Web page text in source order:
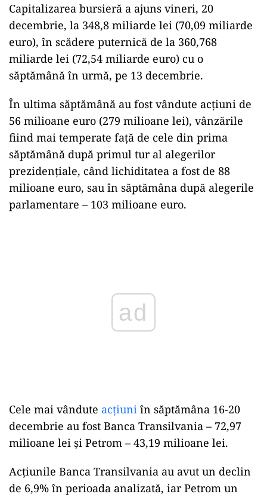
Capitalizarea bursieră a ajuns vineri, 20
decembrie, la 348,8 miliarde lei (70,09 miliarde
euro), în scădere puternică de la 360,768
miliarde lei (72,54 miliarde euro) cu o
săptămână în urmă, pe 13 decembrie.
În ultima săptămână au fost vândute acţiuni de
56 milioane euro (279 milioane lei), vânzările
fiind mai temperate faţă de cele din prima
săptămână după primul tur al alegerilor
prezidenţiale, când lichiditatea a fost de 88
milioane euro, sau în săptămâna după alegerile
parlamentare – 103 milioane euro.
Cele mai vândute acţiuni în săptămâna 16-20
decembrie au fost Banca Transilvania – 72,97
milioane lei şi Petrom – 43,19 milioane lei.
Acţiunile Banca Transilvania au avut un declin
de 6,9% în perioada analizată, iar Petrom un